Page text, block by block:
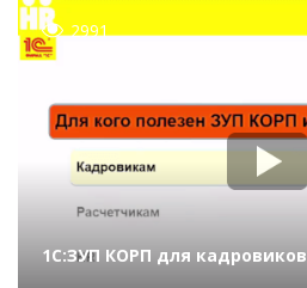
2991
1С:ЗУП КОРП для кадровиков